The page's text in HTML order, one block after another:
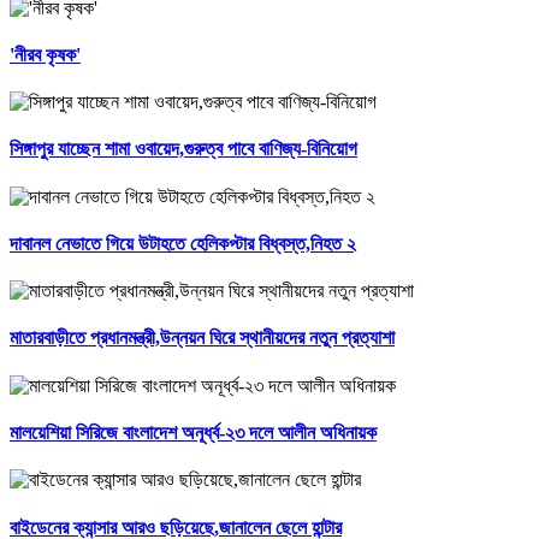
'নীরব কৃষক'
সিঙ্গাপুর যাচ্ছেন শামা ওবায়েদ,গুরুত্ব পাবে বাণিজ্য-বিনিয়োগ
দাবানল নেভাতে গিয়ে উটাহতে হেলিকপ্টার বিধ্বস্ত,নিহত ২
মাতারবাড়ীতে প্রধানমন্ত্রী,উন্নয়ন ঘিরে স্থানীয়দের নতুন প্রত্যাশা
মালয়েশিয়া সিরিজে বাংলাদেশ অনূর্ধ্ব-২৩ দলে আলীন অধিনায়ক
বাইডেনের ক্যান্সার আরও ছড়িয়েছে,জানালেন ছেলে হান্টার